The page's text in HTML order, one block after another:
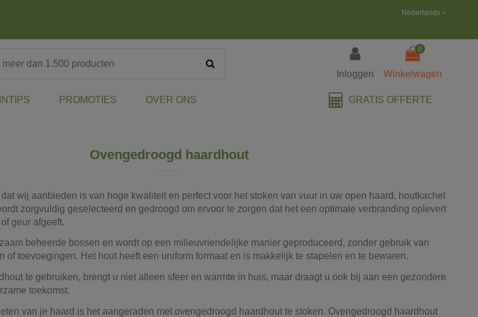
Nederlands
Inloggen
0
Winkelwagen
PROMOTIES OVER ONS GRATIS OFFERTE
Ovengedroogd haardhout
wij aanbieden is van hoge kwaliteit en perfect voor het stoken van vuur in uw open haard, houtkachel
zorgvuldig geselecteerd en gedroogd om ervoor te zorgen dat het een optimale verbranding oplevert
geur afgeeft.
beheerde bossen en wordt op een milieuvriendelijke manier geproduceerd, zonder gebruik van
of toevoegingen. Het hout heeft een uniform formaat en is makkelijk te stapelen en te bewaren.
te gebruiken, brengt u niet alleen sfeer en warmte in huis, maar draagt u ook bij aan een gezondere
toekomst.
van je haard is het aangeraden met ovengedroogd haardhout te stoken. Ovengedroogd haardhout